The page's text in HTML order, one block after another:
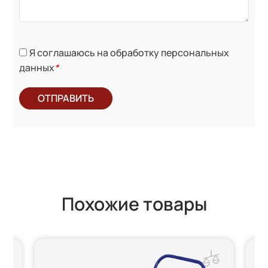
Я соглашаюсь на обработку персональных
данных*
ОТПРАВИТЬ
Похожие товары